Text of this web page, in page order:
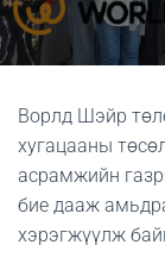
Ворлд Шэйр
хугацааны
асрамжийн
бие дааж
хэрэгжүүлж